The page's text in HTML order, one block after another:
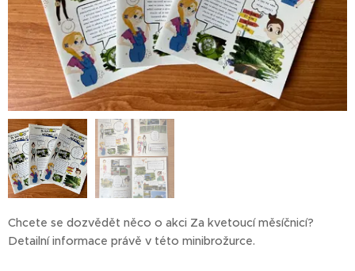
Chcete se dozvědět něco o akci Za kvetoucí měsíčnicí?
Detailní informace právě v této minibrožurce.